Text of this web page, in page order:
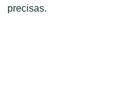
precisas.